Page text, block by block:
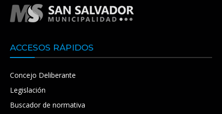
ACCESOS RÁPIDOS
Concejo Deliberante
Legislación
Buscador de normativa